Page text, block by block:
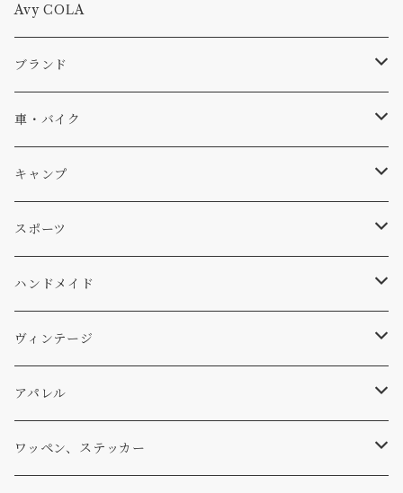
Tシャツ
キャップ、ニット
ソックス
雑貨
ステッカー
バッグ
パンツ
パーカー・トレーナー
アウター
Avy COLA
ブランド
Db
サーフ
スキー
A-Frame
DOGS
WEAR
Four My Self
Ten
アメリカ軍払い下げ
...mura
車・バイク
車外
マット、シート
エアフレッシュナー
小物
ヘルメット
キャンプ
ファニチャー
キッチン
スリーピング
小物
コーヒー
スポーツ
サーフ
スキー
ハンドメイド
ステッカー
ワッペン
小物
ヴィンテージ
ワッペン
ステッカー
アパレル
Tシャツ
ワッペン、ステッカー